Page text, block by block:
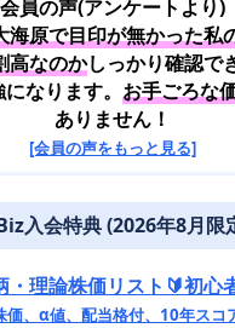
会員の声(アンケートより)
海原で目印が無かった私
高なのかしっかり確認で
なります。 お手ごろな
ありません！
[会員の声をもっと見る]
入会特典 (2026年8月限
・理論株価リスト🔰初心
価、α値、配当格付、10年スコ